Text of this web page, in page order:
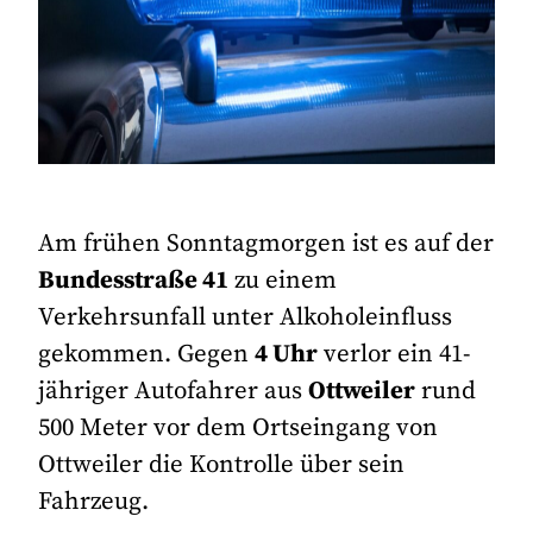
Am frühen Sonntagmorgen ist es auf der
Bundesstraße 41 zu einem
Verkehrsunfall unter Alkoholeinfluss
gekommen. Gegen4 Uhrverlor ein 41-
jähriger Autofahrer ausOttweilerrund
500 Meter vor dem Ortseingang von
Ottweiler die Kontrolle über sein
Fahrzeug.